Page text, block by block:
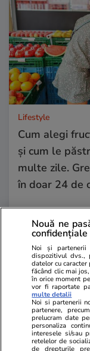
Lifestyle
Cum alegi
și cum le
multe zile.
în doar 24 de
Lifestyle
Semnele
o previi
Nouă ne
confidențiale
Noi și partenerii
dispozitivul dvs.,
datelor cu
făcând clic mai
în orice moment
vor fi raportate
multe detalii
Noi si partenerii
partenere,
prelucram date
personaliza
interesele si/sau
retelelor de
de drepturile